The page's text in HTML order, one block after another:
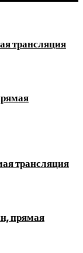
трансляция
трансляция
прямая